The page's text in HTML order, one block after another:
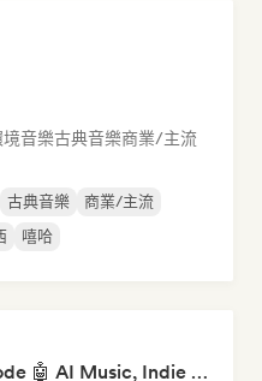
境音樂古典音樂商業/主流
古典音樂
商業/主流
嘻哈
Pop Machine Mode 🤖 AI Music, Indie Pop & Dream Pop